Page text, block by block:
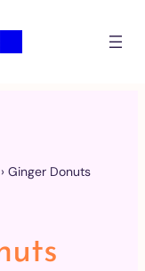
Ginger Donuts